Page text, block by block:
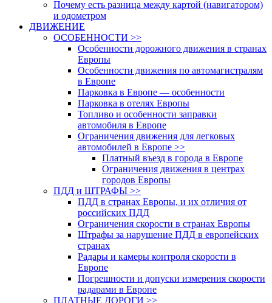
Почему есть разница между картой (навигатором)
и одометром
ДВИЖЕНИЕ
ОСОБЕННОСТИ >>
Особенности дорожного движения в странах
Европы
Особенности движения по автомагистралям
в Европе
Парковка в Европе — особенности
Парковка в отелях Европы
Топливо и особенности заправки
автомобиля в Европе
Ограничения движения для легковых
автомобилей в Европе >>
Платный въезд в города в Европе
Ограничения движения в центрах
городов Европы
ПДД и ШТРАФЫ >>
ПДД в странах Европы, и их отличия от
российских ПДД
Ограничения скорости в странах Европы
Штрафы за нарушение ПДД в европейских
странах
Радары и камеры контроля скорости в
Европе
Погрешности и допуски измерения скорости
радарами в Европе
ПЛАТНЫЕ ДОРОГИ >>